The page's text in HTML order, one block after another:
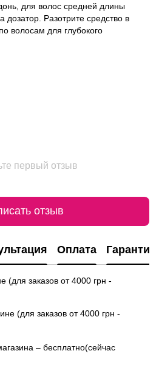
для волос средней длины
дозатор. Разотрите средство в
волосам для глубокого
первый отзыв
отзыв
Оплата Гарантия
(для заказов от 4000 грн -
(для заказов от 4000 грн -
– бесплатно(сейчас